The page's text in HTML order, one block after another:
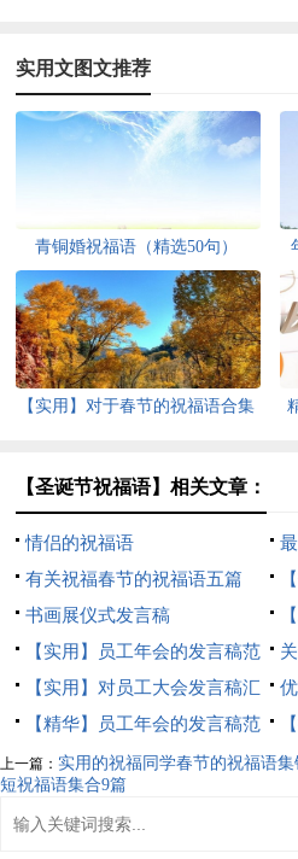
实用文图文推荐
青铜婚祝福语（精选50句）
【实用】对于春节的祝福语合集
【圣诞节祝福语】相关文章：
情侣的祝福语
有关祝福春节的祝福语五篇
篇
书画展仪式发言稿
集
【实用】员工年会的发言稿范
文锦集九篇
【实用】对员工大会发言稿汇
总5篇
稿
【精华】员工年会的发言稿范
文锦集10篇
上一篇： 实用的祝福同学春节的祝福语集
短祝福语集合9篇